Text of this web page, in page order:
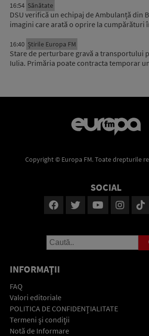
16:54 Sănătate
DSU verifică un echipaj de Ambulanță din
imagini care arată o oprire la
16:40 Știrile Europa FM
Stare de perturbare gravă a transportului
Iulia. Primăria poate contracta temporar
Copyright © Europa FM. Toate drepturile
SOCIAL
INFORMAŢII
FAQ
Valori editoriale
POLITICA DE CONFIDENŢIALITATE
Termeni şi condiţii
Notă de Informare